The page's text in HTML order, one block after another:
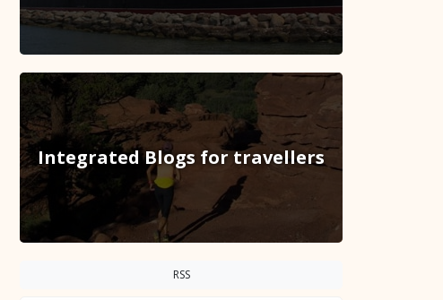
Integrated Blogs for travellers
RSS